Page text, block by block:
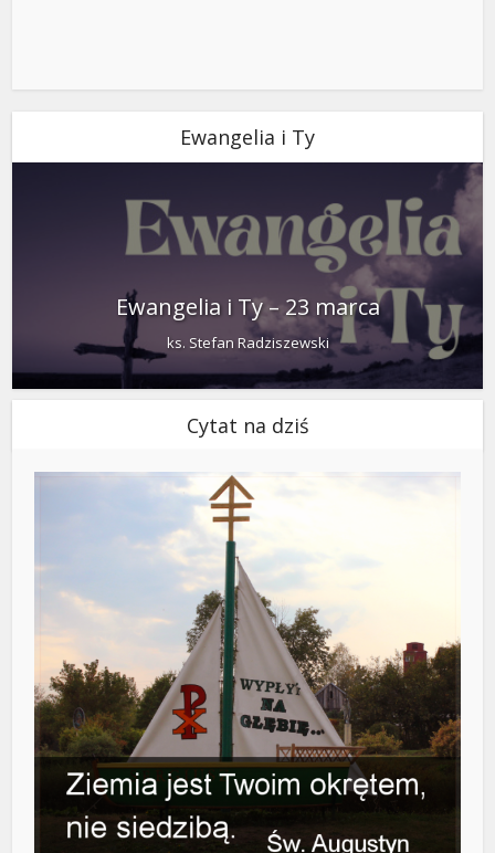
Ewangelia i Ty
Ewangelia i Ty – 23 marca
ks. Stefan Radziszewski
Cytat na dziś